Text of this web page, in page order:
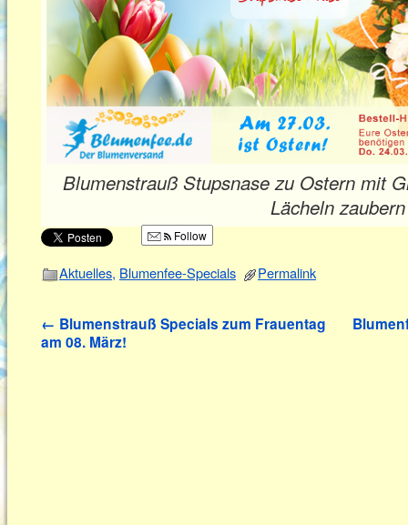
Blumenstrauß Stupsnase zu Ostern mit
Lächeln zaubern
Follow
Aktuelles, Blumenfee-Specials Permalink
← Blumenstrauß Specials zum Frauentag
am 08. März!